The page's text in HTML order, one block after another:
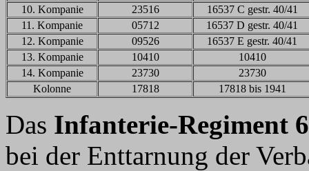
10. Kompanie
23516
16537 C gestr. 40/41
11. Kompanie
05712
16537 D gestr. 40/41
12. Kompanie
09526
16537 E gestr. 40/41
13. Kompanie
10410
10410
14. Kompanie
23730
23730
Kolonne
17818 17818 bis 1941
Das Infanterie-Regiment
bei der Enttarnung der